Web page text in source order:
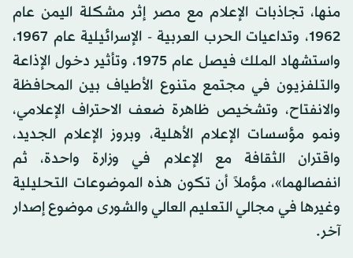
منها، تجاذبات الإعلام مع مصر إثر مشكلة اليمن عام
1962، وتداعيات الحرب العربية - الإسرائيلية عام 1967،
واستشهاد الملك فيصل عام 1975، وتأثير دخول الإذاعة
والتلفزيون في مجتمع متنوع الأطياف بين المحافظة
والانفتاح، وتشخيص ظاهرة ضعف الاحتراف الإعلامي،
ونمو مؤسسات الإعلام الأهلية، وبروز الإعلام الجديد،
واقتران الثقافة مع الإعلام في وزارة واحدة، ثم
انفصالهما»، مؤملاً أن تكون هذه الموضوعات التحليلية
وغيرها في مجالي التعليم العالي والشورى موضوع إصدار
آخر.